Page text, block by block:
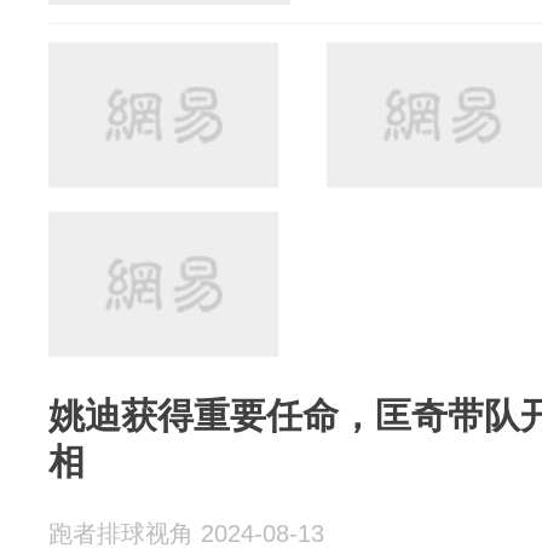
姚迪获得重要任命，匡奇带队
相
跑者排球视角 2024-08-13